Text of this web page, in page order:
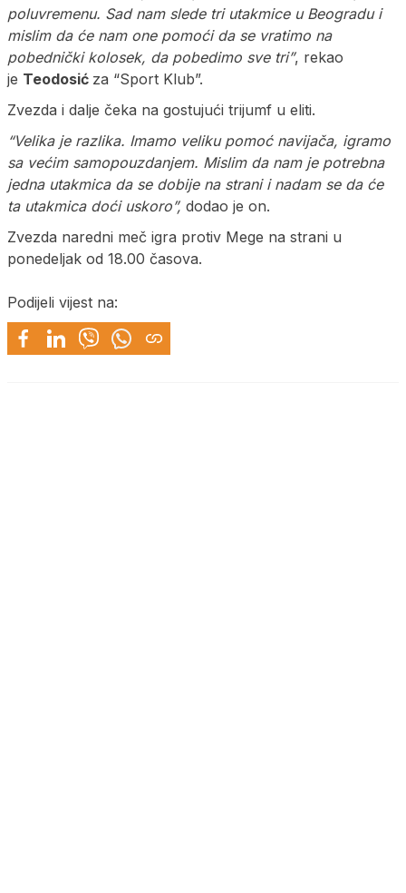
poluvremenu. Sad nam slede tri utakmice u Beogradu i
mislim da će nam one pomoći da se vratimo na
pobednički kolosek, da pobedimo sve tri”, rekao
je Teodosić za “Sport Klub”.
Zvezda i dalje čeka na gostujući trijumf u eliti.
“Velika je razlika. Imamo veliku pomoć navijača, igramo
sa većim samopouzdanjem. Mislim da nam je potrebna
jedna utakmica da se dobije na strani i nadam se da će
ta utakmica doći uskoro”, dodao je on.
Zvezda naredni meč igra protiv Mege na strani u
ponedeljak od 18.00 časova.
Podijeli vijest na: